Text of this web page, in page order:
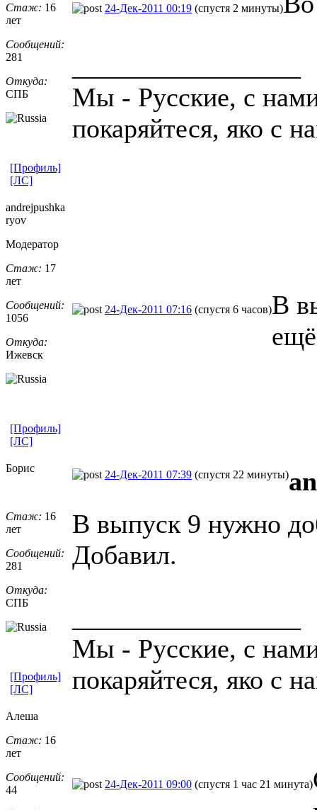
Стаж: 16
лет
Сообщений:
281
Откуда:
СПБ
24-Дек-2011 00:19 (спустя 2 минуты)
Мы - Русские, с
покаряйтеся, яко с
[Профиль]
[ЛС]
andrejpushka
ryov
Модератор
Стаж: 17
лет
Сообщений:
1056
Откуда:
Ижевск
24-Дек-2011 07:16 (спустя 6 часов)В
[Профиль]
[ЛС]
Борис
Стаж: 16
лет
Сообщений:
281
Откуда:
СПБ
24-Дек-2011 07:39 (спустя 22 минуты)
В выпуск 9 нужно
Добавил.
Мы - Русские, с
покаряйтеся, яко с
[Профиль]
[ЛС]
Алеша
Стаж: 16
лет
Сообщений:
44
24-Дек-2011 09:00 (спустя 1 час 21 минута)